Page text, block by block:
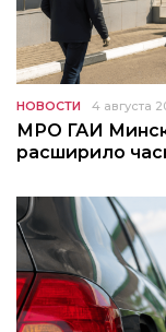
НОВОСТИ 4 августа
МРО ГАИ
расширило